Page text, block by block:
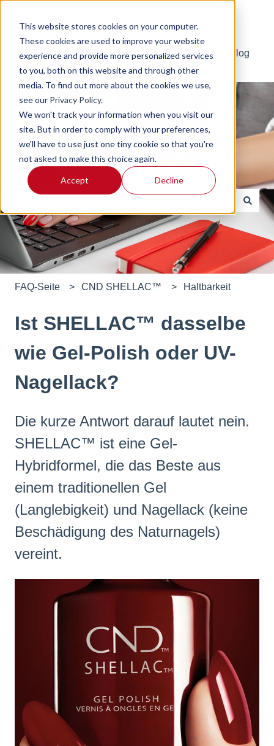
This website stores cookies on your computer.
These cookies are used to improve your website
experience and provide more personalized services
to you, both on this website and through other
media. To find out more about the cookies we use,
see our Privacy Policy.
We won't track your information when you visit our
site. But in order to comply with your preferences,
we'll have to use just one tiny cookie so that you're
not asked to make this choice again.
Accept Decline
Default HubSpot Blog
Finde Antworten auf alle deine
Fragen
Es gibt keine Vorschläge, da das Suchfeld leer ist.
FAQ-Seite CND SHELLAC™ Haltbarkeit
Ist SHELLAC™ dasselbe
wie Gel-Polish oder UV-
Nagellack?
Die kurze Antwort darauf lautet nein.
SHELLAC™ ist eine Gel-
Hybridformel, die das Beste aus
einem traditionellen Gel
(Langlebigkeit) und Nagellack (keine
Beschädigung des Naturnagels)
vereint.